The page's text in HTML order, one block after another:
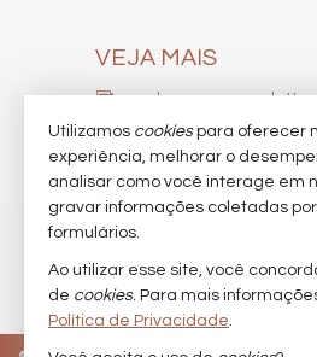
VEJA MAIS
receba nosso newsletter
indicadores financeiros
cadastre seu imóvel
imóveis favoritos
mapa de imóveis
Utilizamos cookiespara oferecer
experiência, melhorar o
analisar como você interage em
gravar informações coletadas
formulários.
Ao utilizar esse site, você
de cookies. Para mais
Política de Privacidade.